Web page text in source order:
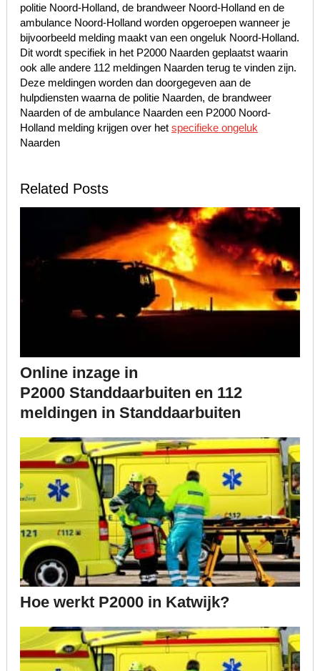
politie Noord-Holland, de brandweer Noord-Holland en de
ambulance Noord-Holland worden opgeroepen wanneer je
bijvoorbeeld melding maakt van een ongeluk Noord-Holland.
Dit wordt specifiek in het P2000 Naarden geplaatst waarin
ook alle andere 112 meldingen Naarden terug te vinden zijn.
Deze meldingen worden dan doorgegeven aan de
hulpdiensten waarna de politie Naarden, de brandweer
Naarden of de ambulance Naarden een P2000 Noord-
Holland melding krijgen over het specifieke ongeluk
Naarden
Related Posts
Online inzage in
P2000 Standdaarbuiten en 112
meldingen in Standdaarbuiten
Hoe werkt P2000 in Katwijk?